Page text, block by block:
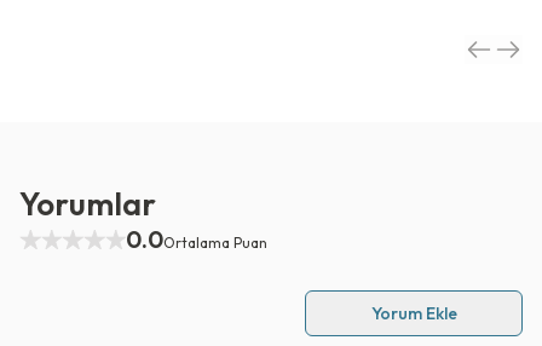
Yorumlar
0.0Ortalama Puan
Yorum Ekle